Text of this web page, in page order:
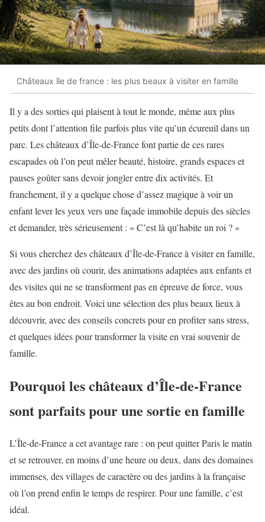
Châteaux île de france : les plus beaux à visiter en famille
Il y a des sorties qui plaisent à tout le monde, même aux plus
petits dont l’attention file parfois plus vite qu’un écureuil dans un
parc. Les châteaux d’Île-de-France font partie de ces rares
escapades où l’on peut mêler beauté, histoire, grands espaces et
pauses goûter sans devoir jongler entre dix activités. Et
franchement, il y a quelque chose d’assez magique à voir un
enfant lever les yeux vers une façade immobile depuis des siècles
et demander, très sérieusement : « C’est là qu’habite un roi ? »
Si vous cherchez des châteaux d’Île-de-France à visiter en famille,
avec des jardins où courir, des animations adaptées aux enfants et
des visites qui ne se transforment pas en épreuve de force, vous
êtes au bon endroit. Voici une sélection des plus beaux lieux à
découvrir, avec des conseils concrets pour en profiter sans stress,
et quelques idées pour transformer la visite en vrai souvenir de
famille.
Pourquoi les châteaux d’Île-de-France
sont parfaits pour une sortie en famille
L’Île-de-France a cet avantage rare : on peut quitter Paris le matin
et se retrouver, en moins d’une heure ou deux, dans des domaines
immenses, des villages de caractère ou des jardins à la française
où l’on prend enfin le temps de respirer. Pour une famille, c’est
idéal.